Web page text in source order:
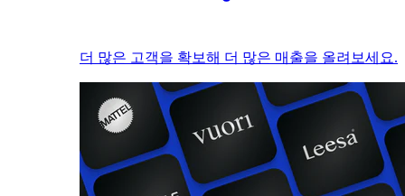
더 많은 고객을 확보해 더 많은 매출을 올려보세요.